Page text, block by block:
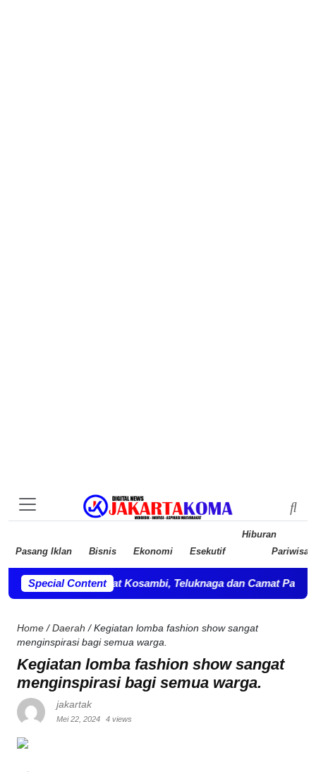
Pasang Iklan Bisnis Ekonomi Esekutif
Hiburan
Pariwisata
Special Content
Camat Kosambi, Teluknaga dan Camat Pakuhaji
Home / Daerah / Kegiatan lomba fashion show sangat
menginspirasi bagi semua warga.
Kegiatan lomba fashion show sangat
menginspirasi bagi semua warga.
jakartak
Mei 22, 2024 4 views